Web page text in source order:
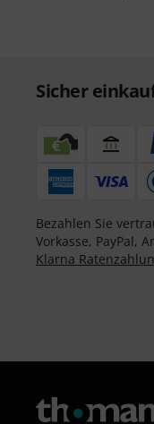
Sicher
Bezahlen Sie
Vorkasse, PayPal,
Klarna